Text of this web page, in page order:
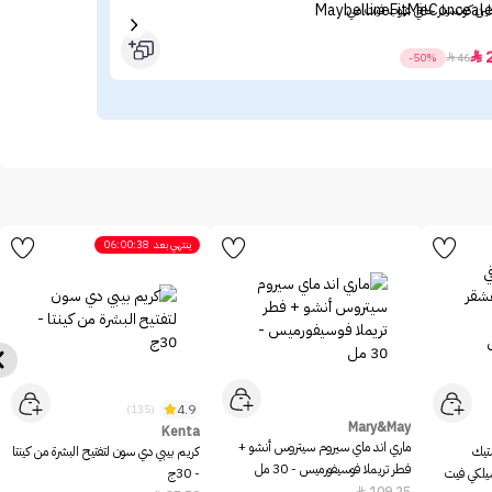
كونسيلر خافي عيوب فيت مي

46

-50%
فيت
Mary&May
ماري اند ماي سيروم سيتروس أنشو +
فطر تريملا فوسيفورميس - 30 مل
ينتهي بعد 06:00:38
4.9
(135)
Kenta
كريم بيبي دي سون لتفتيح البشرة من كينتا
- 30ج